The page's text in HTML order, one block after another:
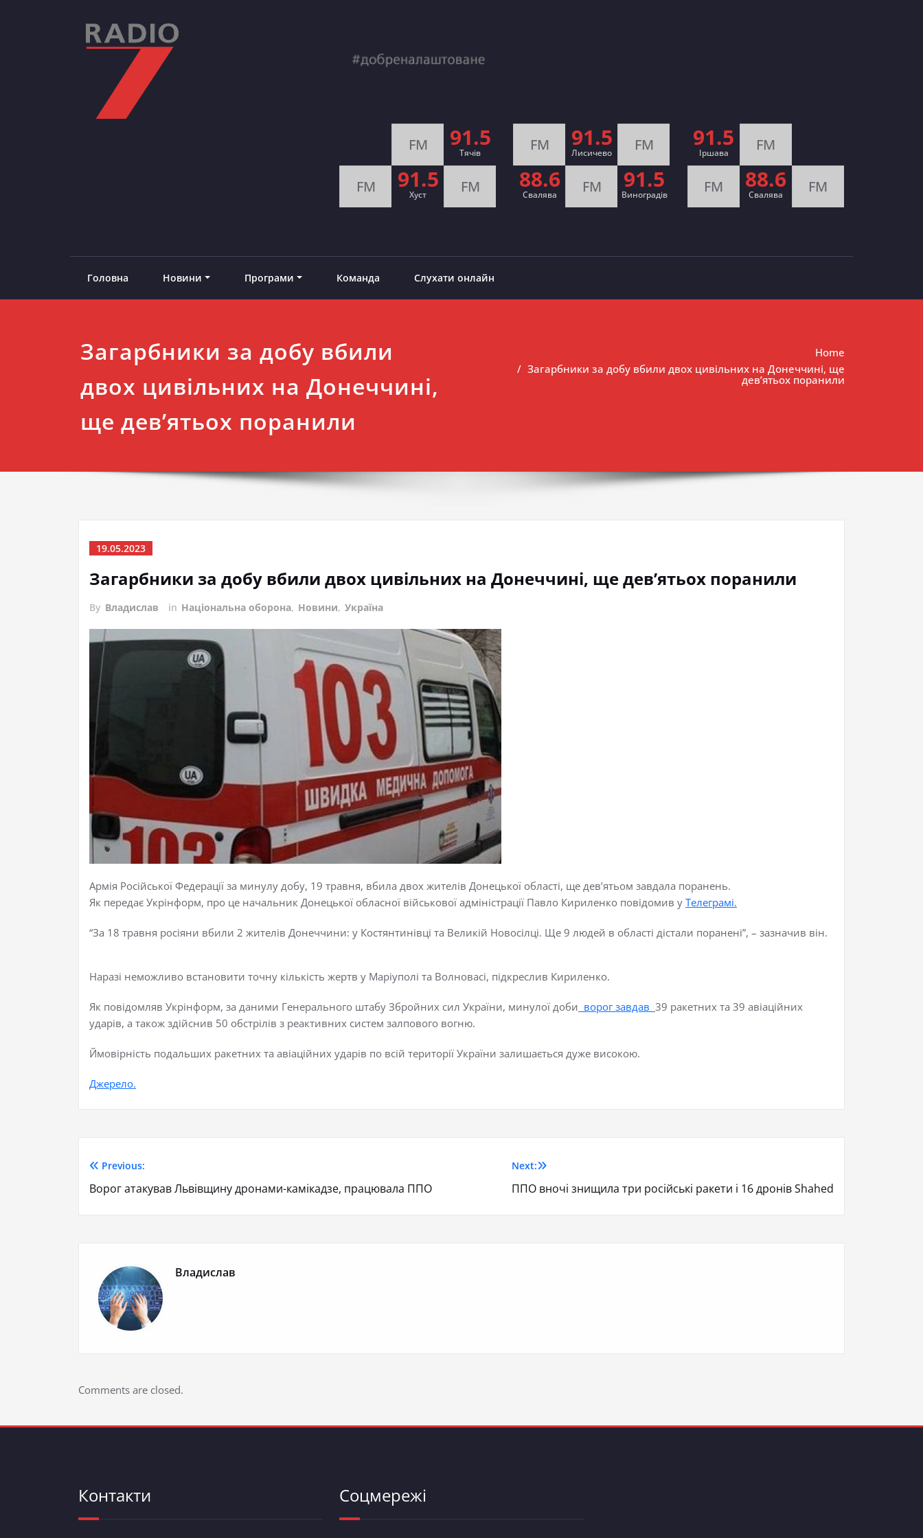
FM 91.5
Тячів
FM 91.5
Хуст FM
FM 91.5
Лисичево FM
88.6
Свалява FM 91.5
Виноградів
91.5
Іршава FM
FM 88.6
Cвалява FM
Головна Новини Програми Команда Слухати онлайн
Загарбники за добу вбили
двох цивільних на Донеччині,
ще дев’ятьох поранили
Home
Загарбники за добу вбили двох цивільних на Донеччині, ще
дев’ятьох поранили
19.05.2023
Загарбники за добу вбили двох цивільних на Донеччині, ще дев’ятьох поранили
By Владислав in Національна оборона, Новини, Україна
Армія Російської Федерації за минулу добу, 19 травня, вбила двох жителів Донецької області, ще дев’ятьом завдала поранень.
Як передає Укрінформ, про це начальник Донецької обласної військової адміністрації Павло Кириленко повідомив у Телеграмі.
“За 18 травня росіяни вбили 2 жителів Донеччини: у Костянтинівці та Великій Новосілці. Ще 9 людей в області дістали поранені”, – зазначив він.
Наразі неможливо встановити точну кількість жертв у Маріуполі та Волновасі, підкреслив Кириленко.
Як повідомляв Укрінформ, за даними Генерального штабу Збройних сил України, минулої доби ворог завдав 39 ракетних та 39 авіаційних
ударів, а також здійснив 50 обстрілів з реактивних систем залпового вогню.
Ймовірність подальших ракетних та авіаційних ударів по всій території України залишається дуже високою.
Джерело.
Previous:
Ворог атакував Львівщину дронами-камікадзе, працювала ППО
Next:
ППО вночі знищила три російські ракети і 16 дронів Shahed
Владислав
Comments are closed.
Контакти Соцмережі